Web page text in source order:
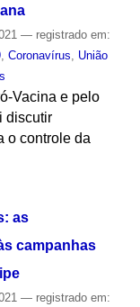
— registrado em:
, Coronavírus
União
Vacina e pelo
discutir
o controle da
as
campanhas
— registrado em: